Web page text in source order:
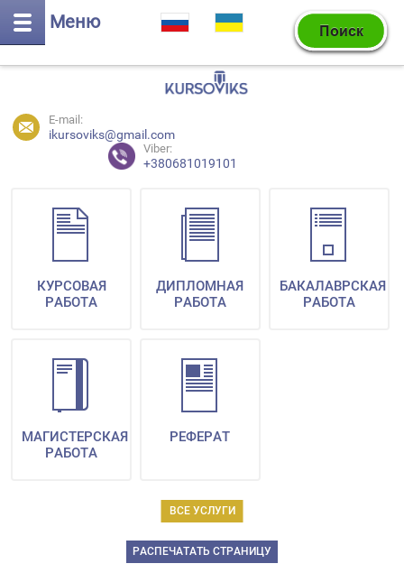
Меню
E-mail:
ikursoviks@gmail.com
Viber:
+380681019101
ВСЕ УСЛУГИ
КУРСОВАЯ
РАБОТА
ДИПЛОМНАЯ
РАБОТА
БАКАЛАВРСКАЯ
РАБОТА
МАГИСТЕРСКАЯ
РАБОТА
РЕФЕРАТ
РАСПЕЧАТАТЬ СТРАНИЦУ